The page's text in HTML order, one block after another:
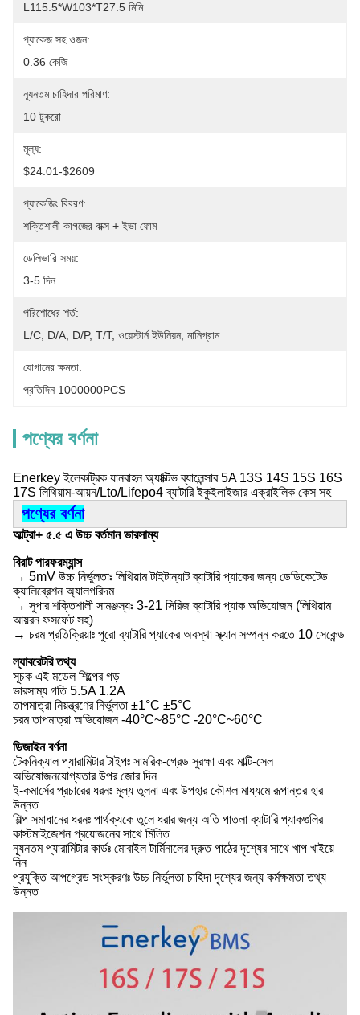
L115.5*W103*T27.5 মিমি
প্যাকেজ সহ ওজন:
0.36 কেজি
ন্যূনতম চাহিদার পরিমাণ:
10 টুকরো
মূল্য:
$24.01-$2609
প্যাকেজিং বিবরণ:
শক্তিশালী কাগজের বাক্স + ইভা ফোম
ডেলিভারি সময়:
3-5 দিন
পরিশোধের শর্ত:
L/C, D/A, D/P, T/T, ওয়েস্টার্ন ইউনিয়ন, মানিগ্রাম
যোগানের ক্ষমতা:
প্রতিদিন 1000000PCS
পণ্যের বর্ণনা
Enerkey ইলেকট্রিক যানবাহন অ্যাক্টিভ ব্যালেন্সার 5A 13S 14S 15S 16S
17S লিথিয়াম-আয়ন/Lto/Lifepo4 ব্যাটারি ইকুইলাইজার এক্রাইলিক কেস সহ
পণ্যের বর্ণনা
আল্ট্রা+ ৫.৫ এ উচ্চ বর্তমান ভারসাম্য
বিরাট পারফরম্যান্স
→ 5mV উচ্চ নির্ভুলতাঃ লিথিয়াম টাইটান্যাট ব্যাটারি প্যাকের জন্য ডেডিকেটেড
ক্যালিব্রেশন অ্যালগরিদম
→ সুপার শক্তিশালী সামঞ্জস্যঃ 3-21 সিরিজ ব্যাটারি প্যাক অভিযোজন (লিথিয়াম
আয়রন ফসফেট সহ)
→ চরম প্রতিক্রিয়াঃ পুরো ব্যাটারি প্যাকের অবস্থা স্ক্যান সম্পন্ন করতে 10 সেকেন্ড
ল্যাবরেটরি তথ্য
সূচক এই মডেল শিল্পের গড়
ভারসাম্য গতি 5.5A 1.2A
তাপমাত্রা নিয়ন্ত্রণের নির্ভুলতা ±1°C ±5°C
চরম তাপমাত্রা অভিযোজন -40°C~85°C -20°C~60°C
ডিজাইন বর্ণনা
টেকনিক্যাল প্যারামিটার টাইপঃ সামরিক-গ্রেড সুরক্ষা এবং মাল্টি-সেল
অভিযোজনযোগ্যতার উপর জোর দিন
ই-কমার্সের প্রচারের ধরনঃ মূল্য তুলনা এবং উপহার কৌশল মাধ্যমে রূপান্তর হার
উন্নত
শিল্প সমাধানের ধরনঃ পার্থক্যকে তুলে ধরার জন্য অতি পাতলা ব্যাটারি প্যাকগুলির
কাস্টমাইজেশন প্রয়োজনের সাথে মিলিত
ন্যূনতম প্যারামিটার কার্ডঃ মোবাইল টার্মিনালের দ্রুত পাঠের দৃশ্যের সাথে খাপ খাইয়ে
নিন
প্রযুক্তি আপগ্রেড সংস্করণঃ উচ্চ নির্ভুলতা চাহিদা দৃশ্যের জন্য কর্মক্ষমতা তথ্য
উন্নত